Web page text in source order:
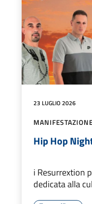
23 LUGLIO 2026
Hip Hop
i Resurrextion
dedicata alla